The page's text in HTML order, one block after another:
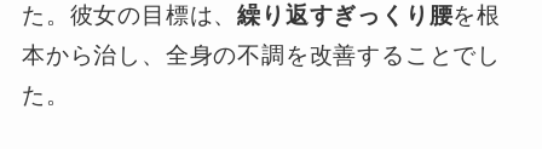
た。彼女の目標は、繰り返すぎっくり腰を根
本から治し、全身の不調を改善することでし
た。